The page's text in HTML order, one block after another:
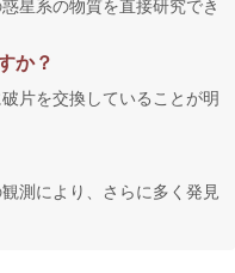
星系の物質を直接研究でき
か？
片を交換していることが明
測により、さらに多く発見